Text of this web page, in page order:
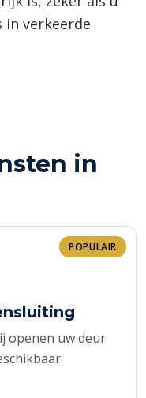
in verkeerde
in
POPULAIR
openen uw deur